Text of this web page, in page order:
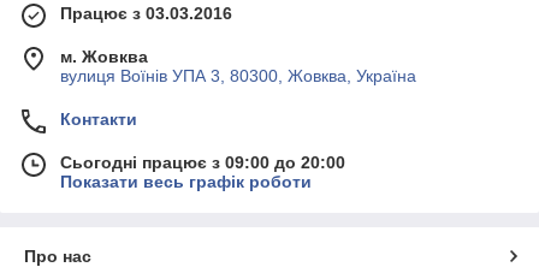
Працює з 03.03.2016
м. Жовква
вулиця Воїнів УПА 3, 80300, Жовква, Україна
Контакти
Сьогодні працює з 09:00 до 20:00
Показати весь графік роботи
Про нас